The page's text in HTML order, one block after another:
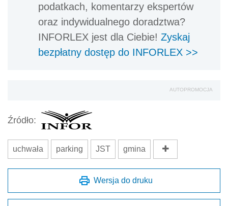
podatkach, komentarzy ekspertów
oraz indywidualnego doradztwa?
INFORLEX jest dla Ciebie! Zyskaj
bezpłatny dostęp do INFORLEX >>
AUTOPROMOCJA
Źródło:
uchwała parking JST gmina
Wersja do druku